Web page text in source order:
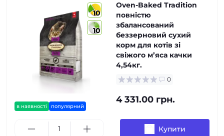
10
10
в наявності популярний
Oven-Baked Tradition
повністю
збалансований
беззерновий сухий
корм для котів зі
свіжого м’яса качки
4,54кг.
0
4 331.00 грн.
Купити